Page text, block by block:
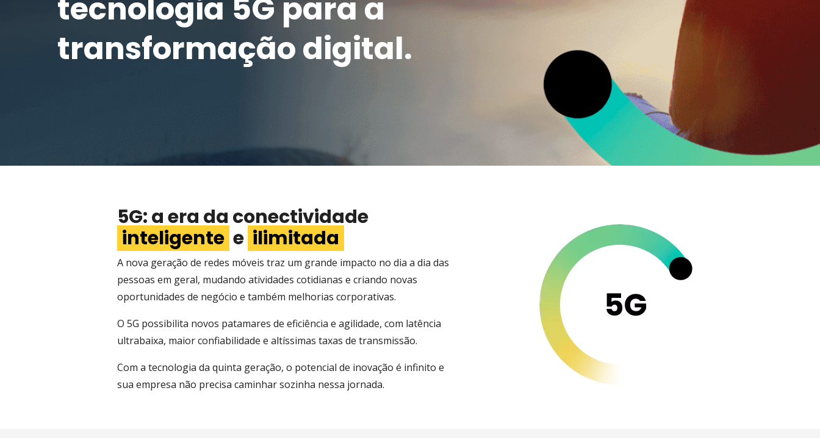
tecnologia 5G para a
transformação digital.
5G: a era da conectividade
inteligente e ilimitada
A nova geração de redes móveis traz um grande impacto no dia a dia das
pessoas em geral, mudando atividades cotidianas e criando novas
oportunidades de negócio e também melhorias corporativas.
O 5G possibilita novos patamares de eficiência e agilidade, com latência
ultrabaixa, maior confiabilidade e altíssimas taxas de transmissão.
Com a tecnologia da quinta geração, o potencial de inovação é infinito e
sua empresa não precisa caminhar sozinha nessa jornada.